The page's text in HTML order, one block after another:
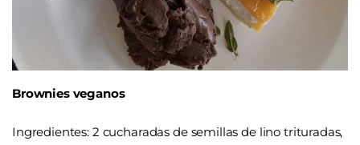
Brownies veganos
Ingredientes: 2 cucharadas de semillas de lino trituradas,